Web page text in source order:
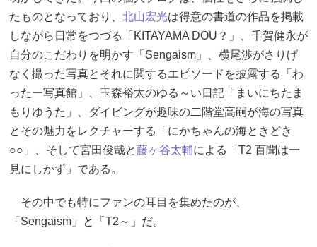
たものとなっており、 北山宏光は得意の書道の作品を掲載
しながら日常をつづる「KITAYAMA DOU？」、千賀健永が
自分のこだわりを明かす「Sengaism」、横尾渉がさりげ
なく撮った写真とそれに関するエピソードを披露する「わ
ったー写真館」、玉森裕太のゆる～い日記「まいにちたま
もりゆうた」、ダイビングが趣味の二階堂高嗣が海の写真
とその魅力をレクチャーする「にかちゃんの海ときどき
○○」、そして宮田俊哉と藤ヶ谷太輔による「T2 百聞は一
見にしかず」である。
その中でも特にファンの耳目を集めたのが、
「Sengaism」と「T2～」だ。